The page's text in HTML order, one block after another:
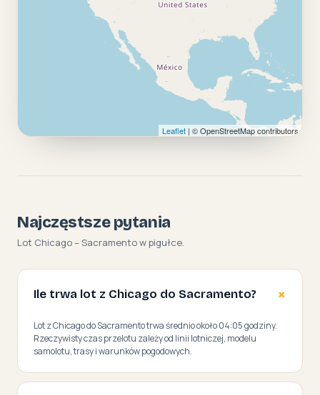
Leaflet | © OpenStreetMap contributors
Najczęstsze pytania
Lot Chicago – Sacramento w pigułce.
Ile trwa lot z Chicago do Sacramento?
Lot z Chicago do Sacramento trwa średnio około 04:05 godziny.
Rzeczywisty czas przelotu zależy od linii lotniczej, modelu
samolotu, trasy i warunków pogodowych.